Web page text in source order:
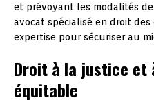
et prévoyant les modalités
avocat spécialisé en droit
expertise pour sécuriser au
Droit à la justice et
équitable